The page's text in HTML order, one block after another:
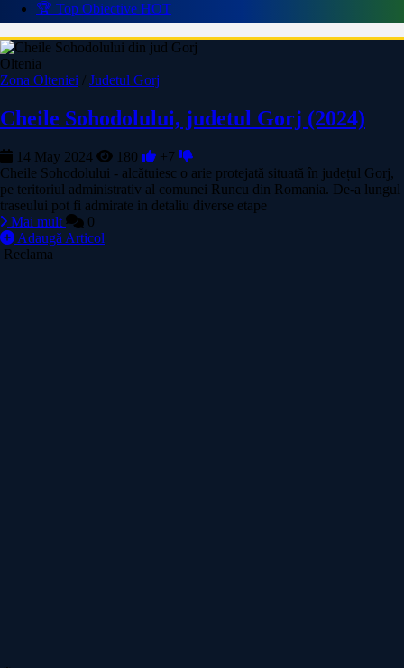
🏆 Top Obiective HOT
Oltenia
Zona Olteniei / Judetul Gorj
Cheile Sohodolului, judetul Gorj (2024)
14 May 2024 180
+7
​​​​Cheile Sohodolului - alcătuiesc o arie protejată situată în județul Gorj,
pe teritoriul administrativ al comunei Runcu din Romania. De-a lungul
traseului pot fi admirate in detaliu diverse etape
Mai mult
0
Adaugă Articol
Reclama